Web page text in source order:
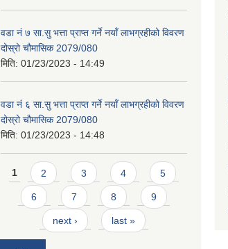
वडा नं ७ सा.सु भत्ता प्राप्त गर्ने नयाँ लाभग्रहीको विवरण
दोस्रो चौमासिक 2079/080
मिति: 01/23/2023 - 14:49
वडा नं ६ सा.सु भत्ता प्राप्त गर्ने नयाँ लाभग्रहीको विवरण
दोस्रो चौमासिक 2079/080
मिति: 01/23/2023 - 14:48
Pages
1 2 3 4 5
6 7 8 9
next › last »